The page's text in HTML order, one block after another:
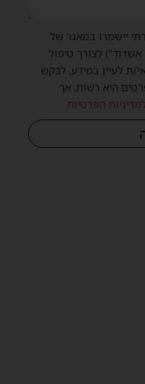
יישמרו במאגר של
לצורך טיפול
ת לעיין במידע, לבקש
היא רשות, אך
הפרטיות.